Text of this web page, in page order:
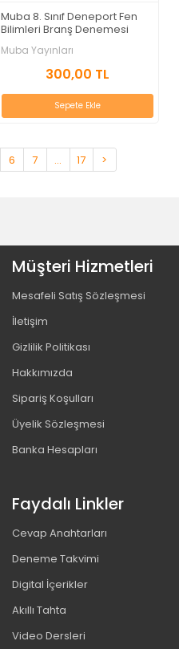
Muba 8. Sınıf Deneport Fen
Bilimleri Branş Denemesi
Muba Yayınları
300,00 TL
Sepete Ekle
6 7 ... 17 >
Müşteri Hizmetleri
Mesafeli Satış Sözleşmesi
İletişim
Gizlilik Politikası
Hakkımızda
Sipariş Koşulları
Üyelik Sözleşmesi
Banka Hesapları
Faydalı Linkler
Cevap Anahtarları
Deneme Takvimi
Digital İçerikler
Akıllı Tahta
Video Dersleri